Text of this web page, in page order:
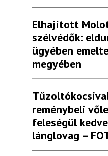
Elhajított
szélvédők:
ügyében
megyében
reménybeli
feleségül
lánglovag –